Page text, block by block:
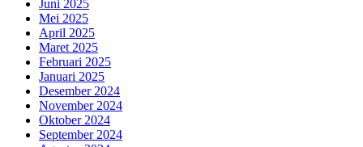
Juni 2025
Mei 2025
April 2025
Maret 2025
Februari 2025
Januari 2025
Desember 2024
November 2024
Oktober 2024
September 2024